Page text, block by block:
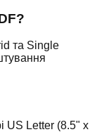
та Single
US Letter (8.5" x